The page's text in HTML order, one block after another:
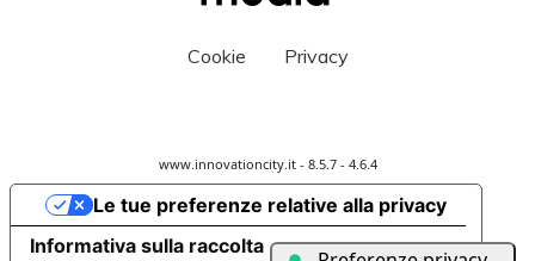
Cookie Privacy
www.innovationcity.it - 8.5.7 - 4.6.4
Informativa sulla raccolta
Le tue preferenze relative alla privacy